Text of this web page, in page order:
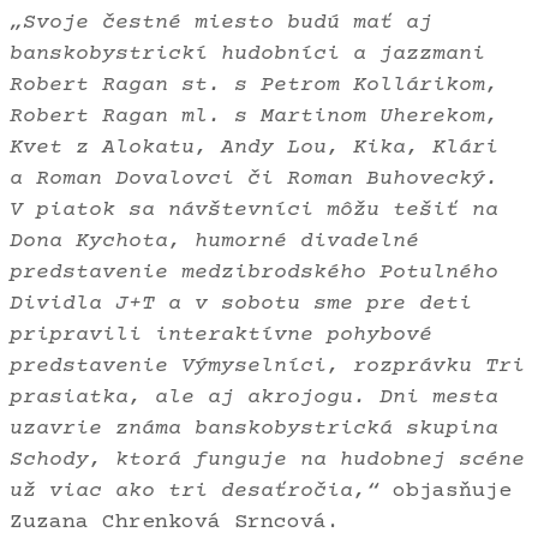
„Svoje čestné miesto budú mať aj
banskobystrickí hudobníci a jazzmani
Robert Ragan st. s Petrom Kollárikom,
Robert Ragan ml. s Martinom Uherekom,
Kvet z Alokatu, Andy Lou, Kika, Klári
a Roman Dovalovci či Roman Buhovecký.
V piatok sa návštevníci môžu tešiť na
Dona Kychota, humorné divadelné
predstavenie medzibrodského Potulného
Dividla J+T a v sobotu sme pre deti
pripravili interaktívne pohybové
predstavenie Výmyselníci, rozprávku Tri
prasiatka, ale aj akrojogu. Dni mesta
uzavrie známa banskobystrická skupina
Schody, ktorá funguje na hudobnej scéne
už viac ako tri desaťročia,“ objasňuje
Zuzana Chrenková Srncová.